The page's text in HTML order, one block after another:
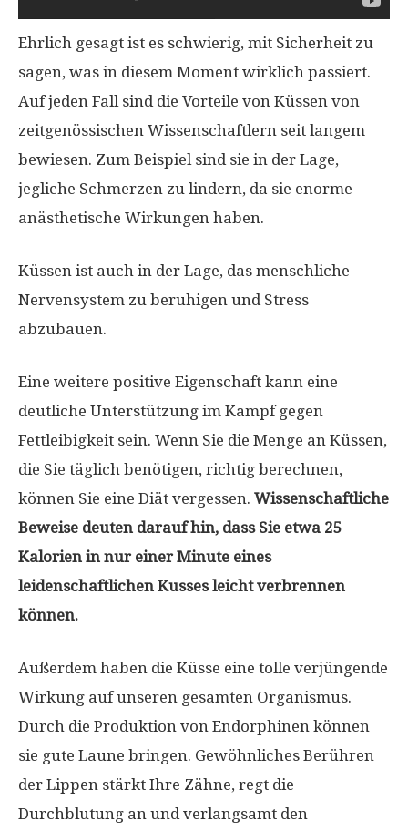
Ehrlich gesagt ist es schwierig, mit Sicherheit zu
sagen, was in diesem Moment wirklich passiert.
Auf jeden Fall sind die Vorteile von Küssen von
zeitgenössischen Wissenschaftlern seit langem
bewiesen. Zum Beispiel sind sie in der Lage,
jegliche Schmerzen zu lindern, da sie enorme
anästhetische Wirkungen haben.
Küssen ist auch in der Lage, das menschliche
Nervensystem zu beruhigen und Stress
abzubauen.
Eine weitere positive Eigenschaft kann eine
deutliche Unterstützung im Kampf gegen
Fettleibigkeit sein. Wenn Sie die Menge an Küssen,
die Sie täglich benötigen, richtig berechnen,
können Sie eine Diät vergessen. Wissenschaftliche
Beweise deuten darauf hin, dass Sie etwa 25
Kalorien in nur einer Minute eines
leidenschaftlichen Kusses leicht verbrennen
können.
Außerdem haben die Küsse eine tolle verjüngende
Wirkung auf unseren gesamten Organismus.
Durch die Produktion von Endorphinen können
sie gute Laune bringen. Gewöhnliches Berühren
der Lippen stärkt Ihre Zähne, regt die
Durchblutung an und verlangsamt den